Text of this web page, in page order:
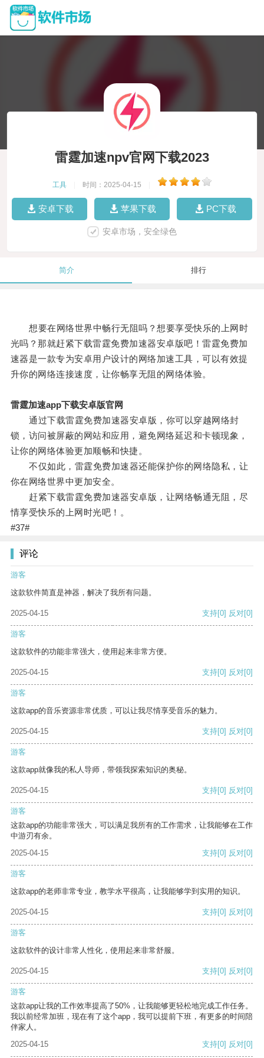
雷霆加速npv官网下载2023
工具 时间：2025-04-15
安卓下载 苹果下载 PC下载
安卓市场，安全绿色
简介 排行
想要在网络世界中畅行无阻吗？想要享受快乐的上网时
光吗？那就赶紧下载雷霆免费加速器安卓版吧！雷霆免费加
速器是一款专为安卓用户设计的网络加速工具，可以有效提
升你的网络连接速度，让你畅享无阻的网络体验。
雷霆加速app下载安卓版官网
通过下载雷霆免费加速器安卓版，你可以穿越网络封
锁，访问被屏蔽的网站和应用，避免网络延迟和卡顿现象，
让你的网络体验更加顺畅和快捷。
不仅如此，雷霆免费加速器还能保护你的网络隐私，让
你在网络世界中更加安全。
赶紧下载雷霆免费加速器安卓版，让网络畅通无阻，尽
情享受快乐的上网时光吧！。
#37#
评论
游客
这款软件简直是神器，解决了我所有问题。
2025-04-15 支持[0] 反对[0]
游客
这款软件的功能非常强大，使用起来非常方便。
2025-04-15 支持[0] 反对[0]
游客
这款app的音乐资源非常优质，可以让我尽情享受音乐的魅力。
2025-04-15 支持[0] 反对[0]
游客
这款app就像我的私人导师，带领我探索知识的奥秘。
2025-04-15 支持[0] 反对[0]
游客
这款app的功能非常强大，可以满足我所有的工作需求，让我能够在工作
中游刃有余。
2025-04-15
支持[0] 反对[0]
游客
这款app的老师非常专业，教学水平很高，让我能够学到实用的知识。
2025-04-15 支持[0] 反对[0]
游客
这款软件的设计非常人性化，使用起来非常舒服。
2025-04-15 支持[0] 反对[0]
游客
这款app让我的工作效率提高了50%，让我能够更轻松地完成工作任务。
我以前经常加班，现在有了这个app，我可以提前下班，有更多的时间陪
伴家人。
2025-04-15
支持[0] 反对[0]